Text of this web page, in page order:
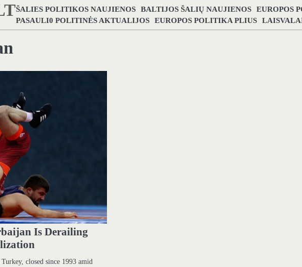
ŠALIES POLITIKOS NAUJIENOS BALTIJOS ŠALIŲ NAUJIENOS EUROPOS
PASAULI0 POLITINĖS AKTUALIJOS EUROPOS POLITIKA PLIUS
Is Derailing
closed since 1993 amid